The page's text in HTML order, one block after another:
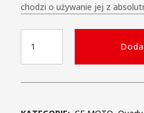
chodzi o używanie jej z
CFMOTO
CFORCE